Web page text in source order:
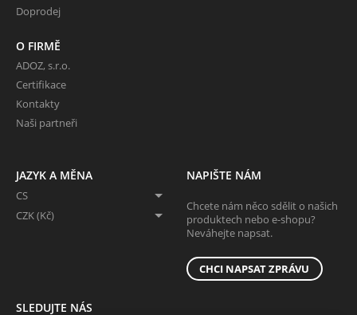
Doprodej
O FIRMĚ
ADOZ, s.r.o.
Certifikace
Kontakty
Naši partneři
JAZYK A MĚNA
CS
CZK (Kč)
NAPIŠTE NÁM
Chcete nám něco sdělit o našich
produktech nebo e-shopu?
Neváhejte napsat.
CHCI NAPSAT ZPRÁVU
SLEDUJTE NÁS